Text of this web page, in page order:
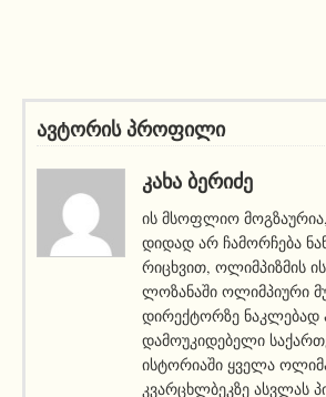
ავტორის პროფილი
ᲙᲐᲮᲐ ᲑᲔᲠᲘᲫᲔ
ის მსოფლიო
დიდად არ ჩამორჩება
რიცხვით, ოლიმპიზმის
ლოზანაში ოლიმპიური
დირექტორზე ნაკლებად
დამოუკიდებელი
ისტორიაში ყველა
კვარცხლბეკზე ასვლას